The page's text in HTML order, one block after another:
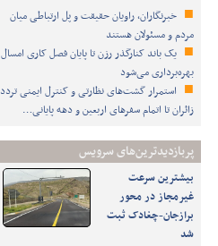
خبرنگاران، راویان حقیقت و پل ارتباطی میان
مردم و مسئولان هستند
یک باند کنارگذر رزن تا پایان فصل کاری امسال
بهره‌برداری می‌شود
استمرار گشت‌های نظارتی و کنترل ایمنی تردد
زائران تا اتمام سفرهای اربعین و دهه پایانی…
پربازدیدترین‌های سرویس
بیشترین سرعت
غیرمجاز در محور
برازجان-چغادک ثبت
شد